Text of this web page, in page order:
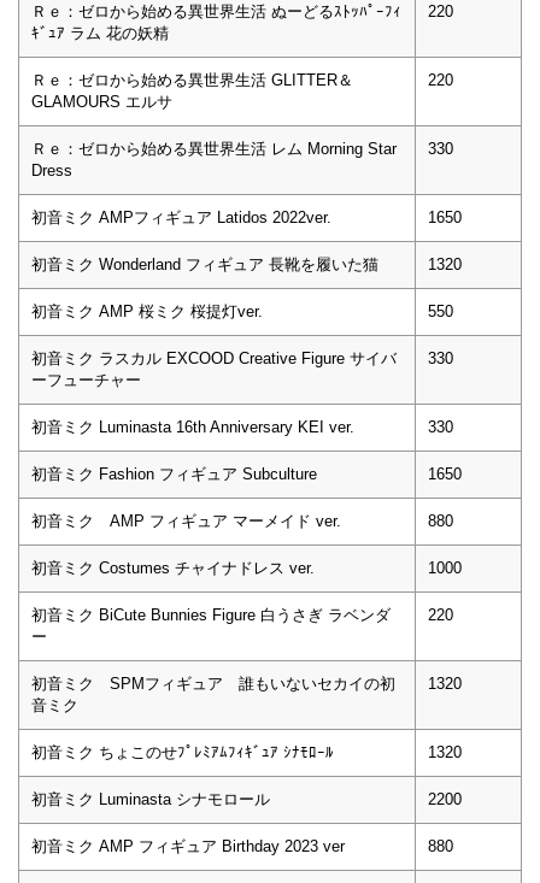
Ｒｅ：ゼロから始める異世界生活 ぬーどるｽﾄｯﾊﾟｰﾌｨ
ｷﾞｭｱ ラム 花の妖精
220
Ｒｅ：ゼロから始める異世界生活 GLITTER＆
GLAMOURS エルサ
220
Ｒｅ：ゼロから始める異世界生活 レム Morning Star
Dress
330
初音ミク AMPフィギュア Latidos 2022ver. 1650
初音ミク Wonderland フィギュア 長靴を履いた猫 1320
初音ミク AMP 桜ミク 桜提灯ver. 550
初音ミク ラスカル EXCOOD Creative Figure サイバ
ーフューチャー
330
初音ミク Luminasta 16th Anniversary KEI ver. 330
初音ミク Fashion フィギュア Subculture 1650
初音ミク AMP フィギュア マーメイド ver. 880
初音ミク Costumes チャイナドレス ver. 1000
初音ミク BiCute Bunnies Figure 白うさぎ ラベンダ
ー
220
初音ミク SPMフィギュア 誰もいないセカイの初
音ミク
1320
初音ミク ちょこのせﾌﾟﾚﾐｱﾑﾌｨｷﾞｭｱ ｼﾅﾓﾛｰﾙ 1320
初音ミク Luminasta シナモロール 2200
初音ミク AMP フィギュア Birthday 2023 ver 880